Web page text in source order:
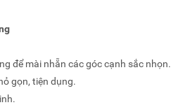
để mài nhẵn các góc cạnh sắc nhọn.
gọn, tiện dụng.